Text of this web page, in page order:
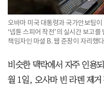
오바마 미국 대통령과 국가안보팀
‘넵튠 스피어 작전’의 실시간 보고
책임자인 마셜 B. 웹 준장이 자리했
비슷한 맥락에서 자주 인용
월 1일, 오사마 빈 라덴 제